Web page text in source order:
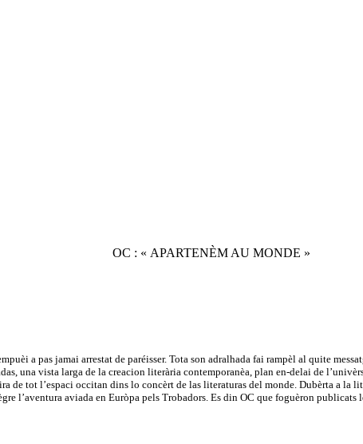
OC : « APARTENÈM AU MONDE »
a pas jamai arrestat de paréisser. Tota son adralhada fai rampèl al quite
una vista larga de la creacion literària contemporanèa, plan en-delai de
de tot l’espaci occitan dins lo concèrt de las literaturas del monde. Dubèrta a la
l’aventura aviada en Euròpa pels Trobadors. Es din OC que foguèron publicats